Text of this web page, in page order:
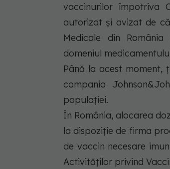
vaccinurilor împotriva
autorizat și avizat de
Medicale din
domeniul
Până la acest moment,
compania
populației.
În România, alocarea
la dispoziție de firma
de vaccin necesare
Activităților privind